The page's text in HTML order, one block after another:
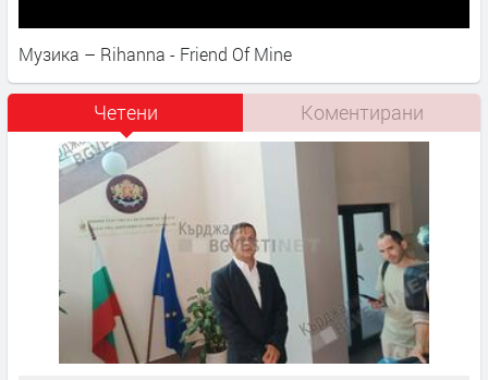
Музика – Rihanna - Friend Of Mine
Четени Коментирани